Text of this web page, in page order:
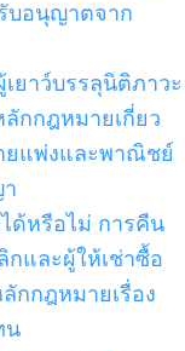
บอนุญาตจาก
าว์บรรลุนิติภาวะ
กกฎหมายเกี่ยว
ยแพ่งและพาณิชย์
ด้หรือไม่ การคืน
และผู้ให้เช่าซื้อ
กกฎหมายเรื่อง
น